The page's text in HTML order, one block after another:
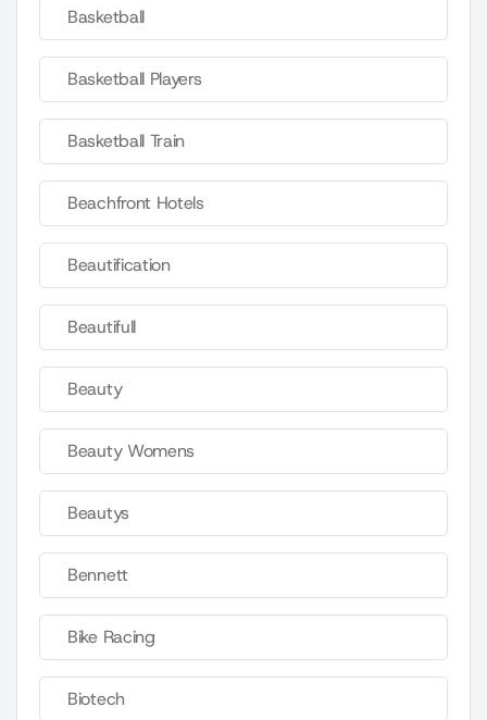
Basketball
Basketball Players
Basketball Train
Beachfront Hotels
Beautification
Beautifull
Beauty
Beauty Womens
Beautys
Bennett
Bike Racing
Biotech